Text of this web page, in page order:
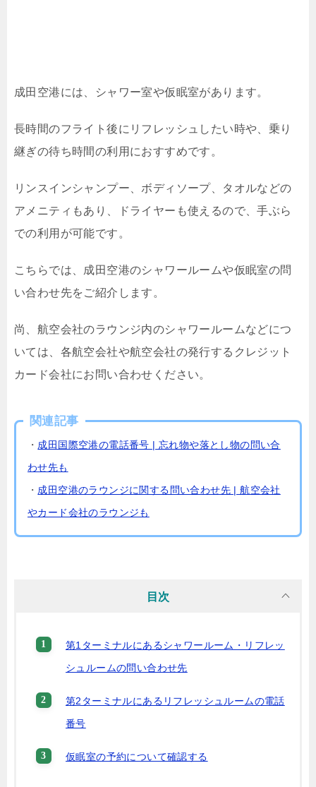
成田空港には、シャワー室や仮眠室があります。
長時間のフライト後にリフレッシュしたい時や、乗り
継ぎの待ち時間の利用におすすめです。
リンスインシャンプー、ボディソープ、タオルなどの
アメニティもあり、ドライヤーも使えるので、手ぶら
での利用が可能です。
こちらでは、成田空港のシャワールームや仮眠室の問
い合わせ先をご紹介します。
尚、航空会社のラウンジ内のシャワールームなどにつ
いては、各航空会社や航空会社の発行するクレジット
カード会社にお問い合わせください。
関連記事
・ 成田国際空港の電話番号 | 忘れ物や落とし物の問い合
わせ先も
・ 成田空港のラウンジに関する問い合わせ先 | 航空会社
やカード会社のラウンジも
目次
第1ターミナルにあるシャワールーム・リフレッ
シュルームの問い合わせ先
第2ターミナルにあるリフレッシュルームの電話
番号
仮眠室の予約について確認する